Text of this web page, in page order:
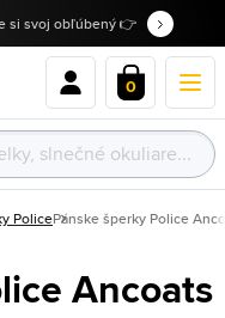
si svoj obľúbený 👉
0
PolicePánske šperky Police
Ancoats